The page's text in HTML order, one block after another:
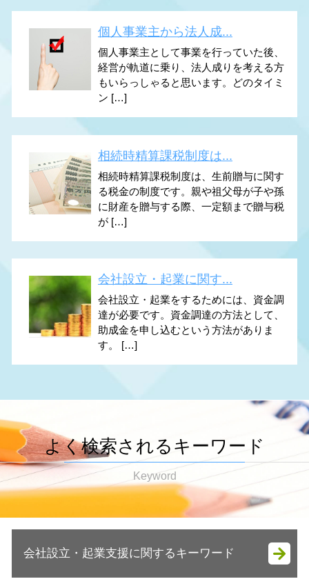
個人事業主から法人成...
個人事業主として事業を行っていた後、
経営が軌道に乗り、法人成りを考える方
もいらっしゃると思います。どのタイミ
ン […]
相続時精算課税制度は...
相続時精算課税制度は、生前贈与に関す
る税金の制度です。親や祖父母が子や孫
に財産を贈与する際、一定額まで贈与税
が […]
会社設立・起業に関す...
会社設立・起業をするためには、資金調
達が必要です。資金調達の方法として、
助成金を申し込むという方法がありま
す。 […]
よく検索されるキーワード
Keyword
会社設立・起業支援に関するキーワード